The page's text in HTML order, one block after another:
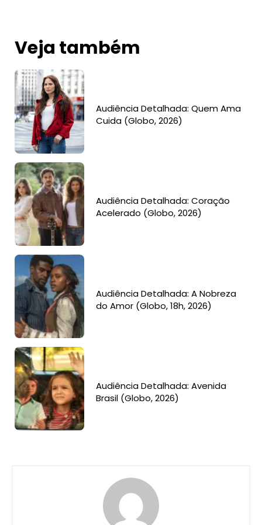
Veja também
Audiência Detalhada: Quem Ama
Cuida (Globo, 2026)
Audiência Detalhada: Coração
Acelerado (Globo, 2026)
Audiência Detalhada: A Nobreza
do Amor (Globo, 18h, 2026)
Audiência Detalhada: Avenida
Brasil (Globo, 2026)